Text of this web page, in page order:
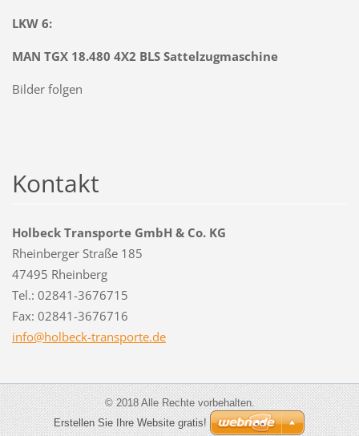
LKW 6:
MAN TGX 18.480 4X2 BLS Sattelzugmaschine
Bilder folgen
Kontakt
Holbeck Transporte GmbH & Co. KG
Rheinberger Straße 185
47495 Rheinberg
Tel.: 02841-3676715
Fax: 02841-3676716
info@holbeck-transporte.de
© 2018 Alle Rechte vorbehalten.
Erstellen Sie Ihre Website gratis!